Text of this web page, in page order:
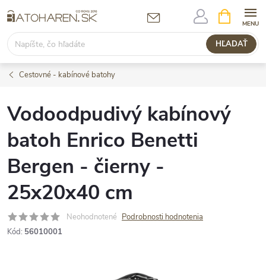
na
obsah
HĽADAŤ
KOŠÍK
Cestovné - kabínové batohy
Vodoodpudivý kabínový
batoh Enrico Benetti
Bergen - čierny -
25x20x40 cm
Neohodnotené Podrobnosti hodnotenia
Kód: 56010001